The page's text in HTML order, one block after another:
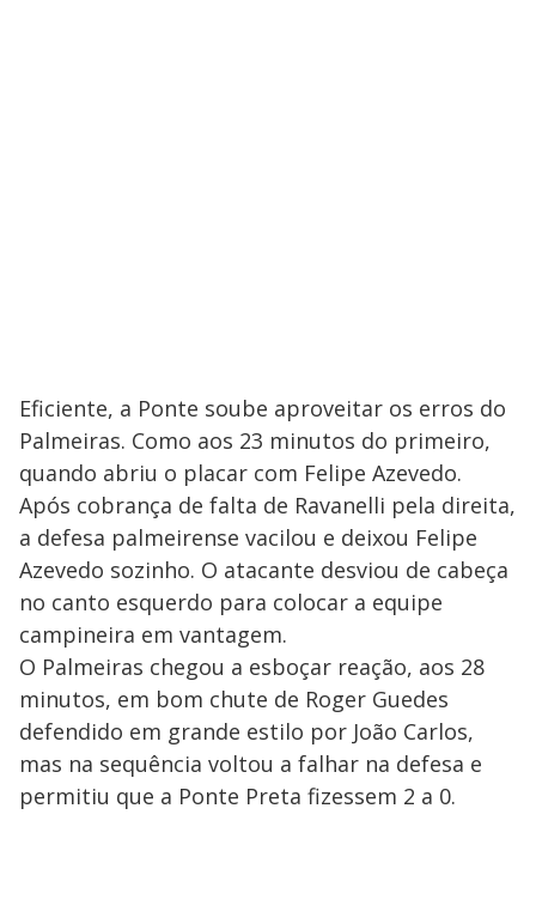
Eficiente, a Ponte soube aproveitar os erros do
Palmeiras. Como aos 23 minutos do primeiro,
quando abriu o placar com Felipe Azevedo.
Após cobrança de falta de Ravanelli pela direita,
a defesa palmeirense vacilou e deixou Felipe
Azevedo sozinho. O atacante desviou de cabeça
no canto esquerdo para colocar a equipe
campineira em vantagem.
O Palmeiras chegou a esboçar reação, aos 28
minutos, em bom chute de Roger Guedes
defendido em grande estilo por João Carlos,
mas na sequência voltou a falhar na defesa e
permitiu que a Ponte Preta fizessem 2 a 0.